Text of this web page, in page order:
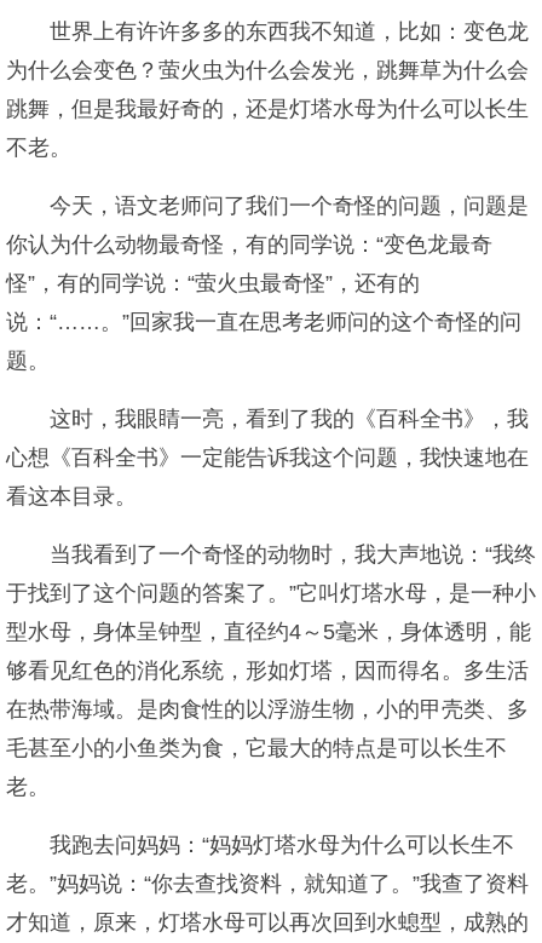
世界上有许许多多的东西我不知道，比如：变色龙
为什么会变色？萤火虫为什么会发光，跳舞草为什么会
跳舞，但是我最好奇的，还是灯塔水母为什么可以长生
不老。
今天，语文老师问了我们一个奇怪的问题，问题是
你认为什么动物最奇怪，有的同学说：“变色龙最奇
怪”，有的同学说：“萤火虫最奇怪”，还有的
说：“……。”回家我一直在思考老师问的这个奇怪的问
题。
这时，我眼睛一亮，看到了我的《百科全书》，我
心想《百科全书》一定能告诉我这个问题，我快速地在
看这本目录。
当我看到了一个奇怪的动物时，我大声地说：“我终
于找到了这个问题的答案了。”它叫灯塔水母，是一种小
型水母，身体呈钟型，直径约4～5毫米，身体透明，能
够看见红色的消化系统，形如灯塔，因而得名。多生活
在热带海域。是肉食性的以浮游生物，小的甲壳类、多
毛甚至小的小鱼类为食，它最大的特点是可以长生不
老。
我跑去问妈妈：“妈妈灯塔水母为什么可以长生不
老。”妈妈说：“你去查找资料，就知道了。”我查了资料
才知道，原来，灯塔水母可以再次回到水螅型，成熟的